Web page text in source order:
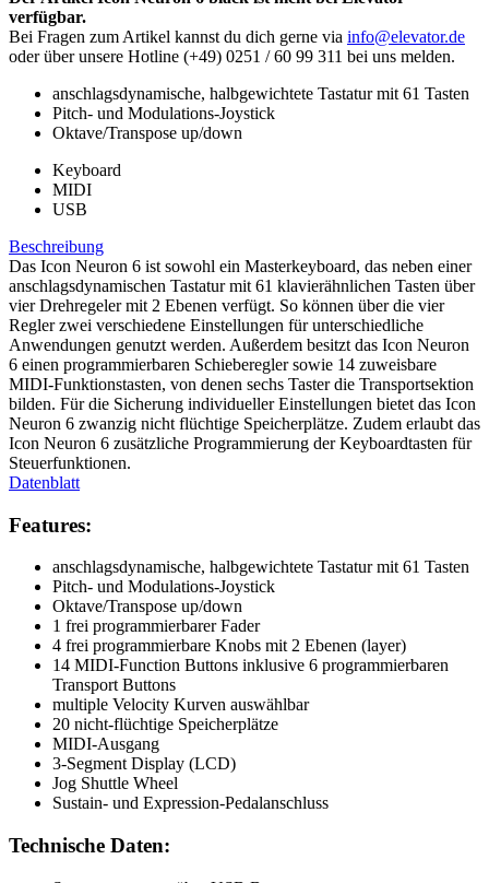
verfügbar.
Bei Fragen zum Artikel kannst du dich gerne via info@elevator.de
oder über unsere Hotline (+49) 0251 / 60 99 311 bei uns melden.
anschlagsdynamische, halbgewichtete Tastatur mit 61 Tasten
Pitch- und Modulations-Joystick
Oktave/Transpose up/down
Keyboard
MIDI
USB
Beschreibung
Das Icon Neuron 6 ist sowohl ein Masterkeyboard, das neben einer
anschlagsdynamischen Tastatur mit 61 klavierähnlichen Tasten über
vier Drehregeler mit 2 Ebenen verfügt. So können über die vier
Regler zwei verschiedene Einstellungen für unterschiedliche
Anwendungen genutzt werden. Außerdem besitzt das Icon Neuron
6 einen programmierbaren Schieberegler sowie 14 zuweisbare
MIDI-Funktionstasten, von denen sechs Taster die Transportsektion
bilden. Für die Sicherung individueller Einstellungen bietet das Icon
Neuron 6 zwanzig nicht flüchtige Speicherplätze. Zudem erlaubt das
Icon Neuron 6 zusätzliche Programmierung der Keyboardtasten für
Steuerfunktionen.
Datenblatt
Features:
anschlagsdynamische, halbgewichtete Tastatur mit 61 Tasten
Pitch- und Modulations-Joystick
Oktave/Transpose up/down
1 frei programmierbarer Fader
4 frei programmierbare Knobs mit 2 Ebenen (layer)
14 MIDI-Function Buttons inklusive 6 programmierbaren
Transport Buttons
multiple Velocity Kurven auswählbar
20 nicht-flüchtige Speicherplätze
MIDI-Ausgang
3-Segment Display (LCD)
Jog Shuttle Wheel
Sustain- und Expression-Pedalanschluss
Technische Daten: